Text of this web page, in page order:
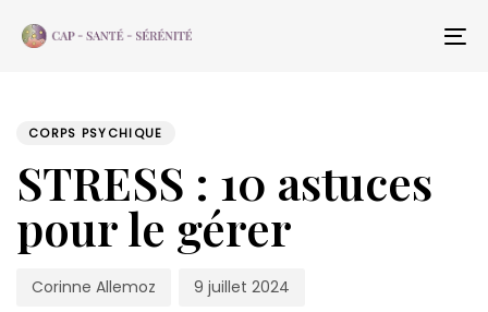
links to
CORPS PSYCHIQUE
STRESS : 10 astuces
pour le gérer
Corinne Allemoz 9 juillet 2024